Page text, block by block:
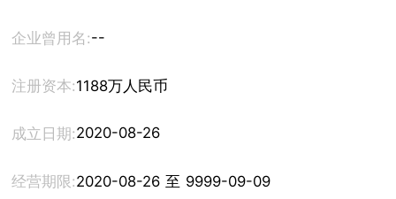
企业曾用名:--
注册资本:1188万人民币
成立日期:2020-08-26
经营期限: 2020-08-26 至 9999-09-09